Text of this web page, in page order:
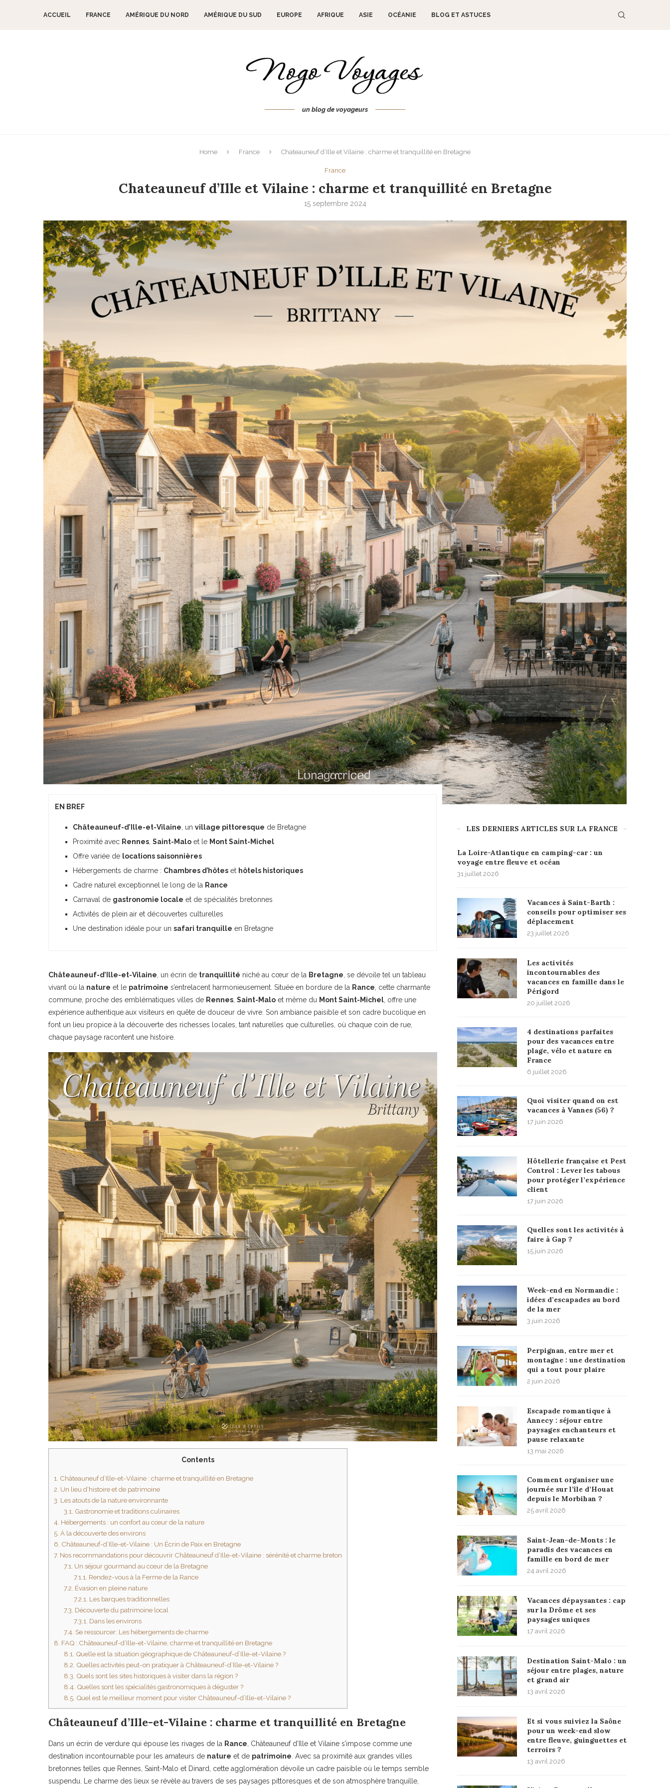
ACCUEIL FRANCE AMÉRIQUE DU NORD AMÉRIQUE DU SUD EUROPE AFRIQUE ASIE OCÉANIE BLOG ET ASTUCES
un blog de voyageurs
Home France Chateauneuf d’Ille et Vilaine : charme et tranquillité en Bretagne
France
Chateauneuf d’Ille et Vilaine : charme et tranquillité en Bretagne
15 septembre 2024
EN BREF
Châteauneuf-d’Ille-et-Vilaine , un village pittoresque de Bretagne
Proximité avec Rennes Saint-Malo et le Mont Saint-Michel
Offre variée de locations saisonnières
Hébergements de charme : Chambres d’hôtes et hôtels historiques
Cadre naturel exceptionnel le long de la Rance
Carnaval de gastronomie locale et de spécialités bretonnes
Activités de plein air et découvertes culturelles
Une destination idéale pour un safari tranquille en Bretagne
Châteauneuf-d’Ille-et-Vilaine , un écrin de tranquillité niché au cœur de la Bretagne , se dévoile tel un tableau
vivant où la nature et le patrimoine s’entrelacent harmonieusement. Située en bordure de la Rance , cette charmante
commune, proche des emblématiques villes de Rennes Saint-Malo et même du Mont Saint-Michel , offre une
expérience authentique aux visiteurs en quête de douceur de vivre. Son ambiance paisible et son cadre bucolique en
font un lieu propice à la découverte des richesses locales, tant naturelles que culturelles, où chaque coin de rue,
chaque paysage racontent une histoire.
Contents
1. Châteauneuf d’Ille-et-Vilaine : charme et tranquillité en Bretagne
2. Un lieu d’histoire et de patrimoine
3. Les atouts de la nature environnante
3.1. Gastronomie et traditions culinaires
4. Hébergements : un confort au cœur de la nature
5. À la découverte des environs
6. Châteauneuf-d’Ille-et-Vilaine : Un Écrin de Paix en Bretagne
7. Nos recommandations pour découvrir Châteauneuf d’Ille-et-Vilaine : sérénité et charme breton
7.1. Un séjour gourmand au cœur de la Bretagne
7.1.1. Rendez-vous à la Ferme de la Rance
7.2. Évasion en pleine nature
7.2.1. Les barques traditionnelles
7.3. Découverte du patrimoine local
7.3.1. Dans les environs
7.4. Se ressourcer: Les hébergements de charme
8. FAQ : Châteauneuf-d’Ille-et-Vilaine, charme et tranquillité en Bretagne
8.1. Quelle est la situation géographique de Châteauneuf-d’Ille-et-Vilaine ?
8.2. Quelles activités peut-on pratiquer à Châteauneuf-d’Ille-et-Vilaine ?
8.3. Quels sont les sites historiques à visiter dans la région ?
8.4. Quelles sont les spécialités gastronomiques à déguster ?
8.5. Quel est le meilleur moment pour visiter Châteauneuf-d’Ille-et-Vilaine ?
Châteauneuf d’Ille-et-Vilaine : charme et tranquillité en Bretagne
Dans un écrin de verdure qui épouse les rivages de la Rance , Châteauneuf d’Ille et Vilaine s’impose comme une
destination incontournable pour les amateurs de nature et de patrimoine . Avec sa proximité aux grandes villes
bretonnes telles que Rennes, Saint-Malo et Dinard, cette agglomération dévoile un cadre paisible où le temps semble
suspendu. Le charme des lieux se révèle au travers de ses paysages pittoresques et de son atmosphère tranquille,
LES DERNIERS ARTICLES SUR LA FRANCE
La Loire-Atlantique en camping-car : un
voyage entre fleuve et océan
31 juillet 2026
Vacances à Saint-Barth :
conseils pour optimiser ses
déplacement
23 juillet 2026
Les activités
incontournables des
vacances en famille dans le
Périgord
20 juillet 2026
4 destinations parfaites
pour des vacances entre
plage, vélo et nature en
France
6 juillet 2026
Quoi visiter quand on est
vacances à Vannes (56) ?
17 juin 2026
Hôtellerie française et Pest
Control : Lever les tabous
pour protéger l’expérience
client
17 juin 2026
Quelles sont les activités à
faire à Gap ?
15 juin 2026
Week-end en Normandie :
idées d’escapades au bord
de la mer
3 juin 2026
Perpignan, entre mer et
montagne : une destination
qui a tout pour plaire
2 juin 2026
Escapade romantique à
Annecy : séjour entre
paysages enchanteurs et
pause relaxante
13 mai 2026
Comment organiser une
journée sur l’île d’Houat
depuis le Morbihan ?
25 avril 2026
Saint-Jean-de-Monts : le
paradis des vacances en
famille en bord de mer
24 avril 2026
Vacances dépaysantes : cap
sur la Drôme et ses
paysages uniques
17 avril 2026
Destination Saint-Malo : un
séjour entre plages, nature
et grand air
13 avril 2026
Et si vous suiviez la Saône
pour un week-end slow
entre fleuve, guinguettes et
terroirs ?
13 avril 2026